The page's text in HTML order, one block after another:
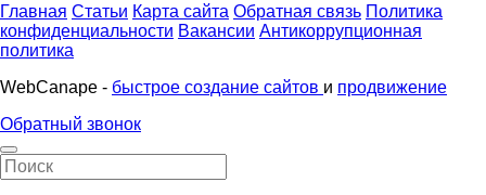
Главная Статьи Карта сайта Обратная связь Политика
конфиденциальности Вакансии Антикоррупционная
политика
WebCanape - быстрое создание сайтов и продвижение
Обратный звонок